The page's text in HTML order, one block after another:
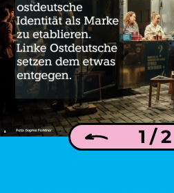
1 / 2